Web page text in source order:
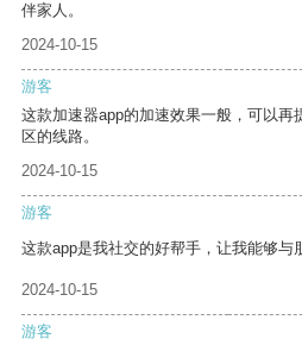
伴家人。
2024-10-15
游客
这款加速器app的加速效果一般，可以再
区的线路。
2024-10-15
游客
这款app是我社交的好帮手，让我能够与
2024-10-15
游客